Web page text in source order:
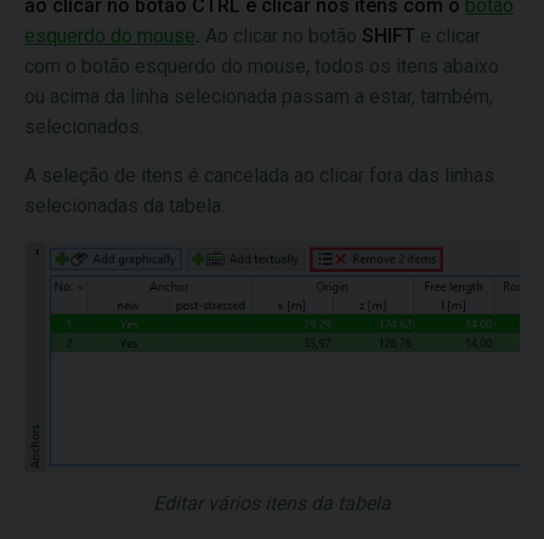
ao clicar no botão CTRL e clicar nos itens com o botão
esquerdo do mouse. Ao clicar no botão SHIFT e clicar
com o botão esquerdo do mouse, todos os itens abaixo
ou acima da linha selecionada passam a estar, também,
selecionados.
A seleção de itens é cancelada ao clicar fora das linhas
selecionadas da tabela.
Editar vários itens da tabela